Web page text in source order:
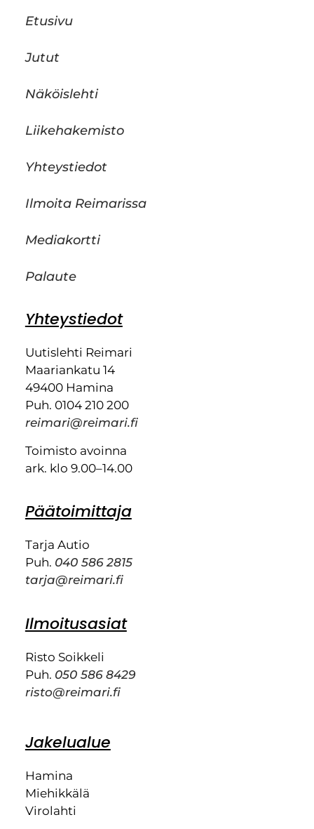
Etusivu
Jutut
Näköislehti
Liikehakemisto
Yhteystiedot
Ilmoita Reimarissa
Mediakortti
Palaute
Yhteystiedot
Uutislehti Reimari
Maariankatu 14
49400 Hamina
Puh. 0104 210 200
reimari@reimari.fi
Toimisto avoinna
ark. klo 9.00–14.00
Päätoimittaja
Tarja Autio
Puh. 040 586 2815
tarja@reimari.fi
Ilmoitusasiat
Risto Soikkeli
Puh. 050 586 8429
risto@reimari.fi
Jakelualue
Hamina
Miehikkälä
Virolahti